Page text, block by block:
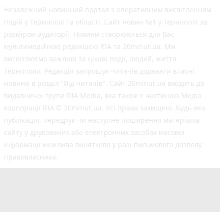
Незалежний новинний портал з оперативним висвітленням
подій у Тернополі та області. Сайт новин №1 у Тернополі за
розміром аудиторії. Новини створюються для Вас
мультимедійною редакцією RIA та 20minut.ua. Ми
висвітлюємо важливі та цікаві події, людей, життя
Тернополя. Редакція запрошує читачів додавати власні
новини в розділ "Від читачів". Сайт 20minut.ua входить до
видавничої групи RIA Media, яка також є частиною Медіа
корпорації RIA © 20minut.ua. Усі права захищені. Будь-яка
публiкацiя, передрук чи наступне поширення матеріалів
сайту у друкованих або електронних засобах масової
інформації можлива винятково у разі письмового дозволу
правовласника.